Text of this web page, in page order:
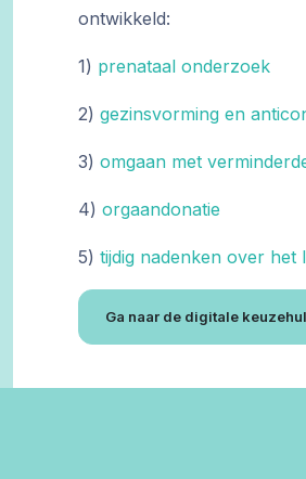
ontwikkeld:
1) prenataal onderzoek
2)gezinsvorming en
3)omgaan met
4)orgaandonatie
5)tijdig nadenken over het
Ga naar de digitale